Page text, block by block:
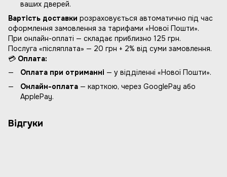
ваших дверей.
Вартість доставки розраховується автоматично під час
оформлення замовлення за тарифами «Нової Пошти».
При онлайн-оплаті — складає приблизно 125 грн.
Послуга «післяплата» — 20 грн + 2% від суми замовлення.
💳 Оплата:
Оплата при отриманні — у відділенні «Нової Пошти».
Онлайн-оплата — карткою, через GooglePay або
ApplePay.
Відгуки